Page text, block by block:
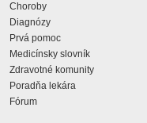
Choroby
Diagnózy
Prvá pomoc
Medicínsky slovník
Zdravotné komunity
Poradňa lekára
Fórum